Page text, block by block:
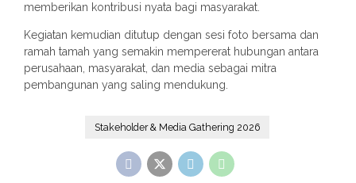
memberikan kontribusi nyata bagi masyarakat.
Kegiatan kemudian ditutup dengan sesi foto bersama dan
ramah tamah yang semakin mempererat hubungan antara
perusahaan, masyarakat, dan media sebagai mitra
pembangunan yang saling mendukung.
Stakeholder & Media Gathering 2026